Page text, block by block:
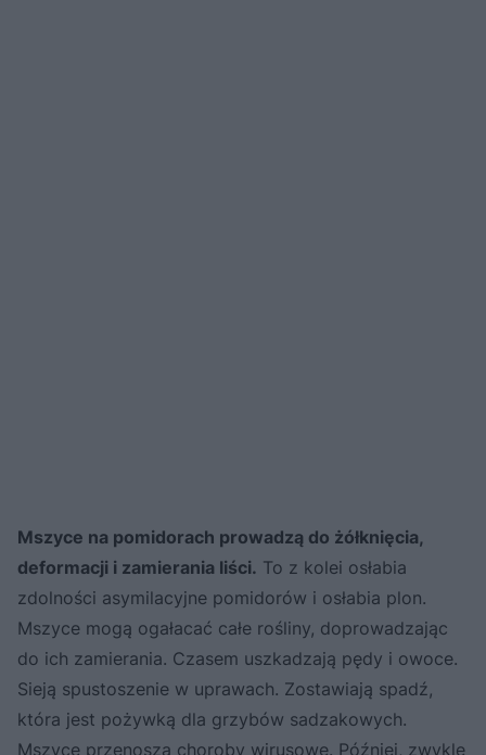
Mszyce na pomidorach prowadzą do żółknięcia,
deformacji i zamierania liści. To z kolei osłabia
zdolności asymilacyjne pomidorów i osłabia plon.
Mszyce mogą ogałacać całe rośliny, doprowadzając
do ich zamierania. Czasem uszkadzają pędy i owoce.
Sieją spustoszenie w uprawach. Zostawiają spadź,
która jest pożywką dla grzybów sadzakowych.
Mszyce przenoszą choroby wirusowe. Później, zwykle